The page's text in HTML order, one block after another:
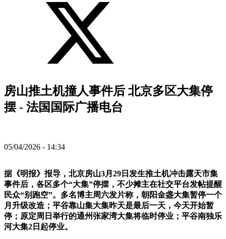
房山推土机撞人事件后 北京多区大集停
摆 - 法国国际广播电台
05/04/2026 - 14:34
据《明报》报导，北京房山3月29日发生推土机冲击露天市集
事件后，各区多个“大集”停摆，不少摊主在社交平台发帖提醒
民众“别跑空”。多名博主周六发片称，朝阳金盏大集暂停一个
月升级改造；平谷靠山集大集昨天是最后一天，今天开始暂
停；原定周日举行的通州张家湾大集将临时停业；平谷南独乐
河大集2日起停业。